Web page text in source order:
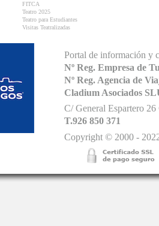
FITCA
Teatro 2025
Teatro para Estudiantes
Visitas Teatralizadas
Portal de información y
Nº Reg. Empresa de
Nº Reg. Agencia de
Cladium Asociados
C/ General Espartero
T.926 850 371
Copyright © 2000 -